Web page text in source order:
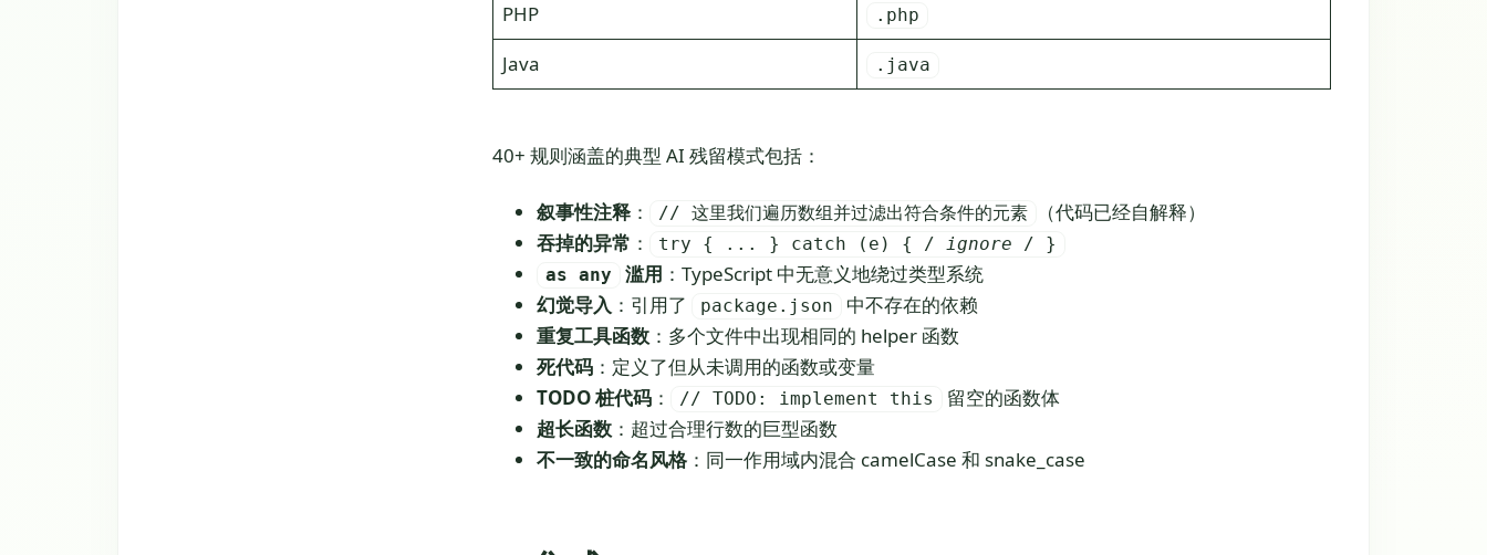
PHP .php
Java .java
40+ 规则涵盖的典型 AI 残留模式包括：
叙事性注释 ： // 这里我们遍历数组并过滤出符合条件的元素
（代码已经自解释）
吞掉的异常 ： try { ... } catch (e) { / ignore / }
as any
滥用 ：TypeScript 中无意义地绕过类型系统
幻觉导入 ：引用了 package.json
中不存在的依赖
重复工具函数 ：多个文件中出现相同的 helper 函数
死代码 ：定义了但从未调用的函数或变量
TODO 桩代码 ： // TODO: implement this
留空的函数体
超长函数 ：超过合理行数的巨型函数
不一致的命名风格 ：同一作用域内混合 camelCase 和 snake_case